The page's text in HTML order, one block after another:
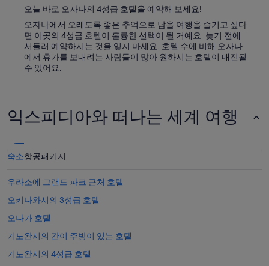
오늘 바로 오자나의 4성급 호텔을 예약해 보세요!
오자나에서 오래도록 좋은 추억으로 남을 여행을 즐기고 싶다
면 이곳의 4성급 호텔이 훌륭한 선택이 될 거예요. 늦기 전에
서둘러 예약하시는 것을 잊지 마세요. 호텔 수에 비해 오자나
에서 휴가를 보내려는 사람들이 많아 원하시는 호텔이 매진될
수 있어요.
익스피디아와 떠나는 세계 여행
숙소항공패키지
우라소에 그랜드 파크 근처 호텔
오키나와시의 3성급 호텔
오나가 호텔
기노완시의 간이 주방이 있는 호텔
기노완시의 4성급 호텔